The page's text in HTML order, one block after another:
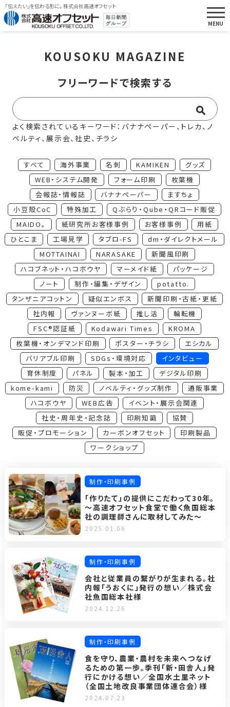
「伝えたい」を伝わる形に。 株式会社高速オフセット
KOUSOKU MAGAZINE
フリーワードで検索する
よく検索されているキーワード：バナナペーパー、トレカ、ノ
ベルティ、展示会、社史、チラシ
すべて 海外事業 名刺 KAMIKEN
グッズ
WEB・システム開発
フォーム印刷
枚葉機
会報誌・情報誌
バナナペーパー
ますちょ
小豆殻CoC
特殊加工
Qぶらり・Qube・QRコード販促
MAIDO。
紙研究所お客様事例 お客様事例
用紙
ひとこま
工場見学 タブロ-FS
dm・ダイレクトメール
MOTTAINAI
NARASAKE
新聞風印刷
ハコブネット・ハコボウヤ
マーメイド紙
パッケージ
ノート
制作・編集・デザイン
potatto.
タンザニアコットン
疑似エンボス
新聞印刷・古紙・更紙
社内報
ヴァンヌーボ紙 推し活
輪転機
FSC®認証紙
Kodawari Times
KROMA
枚葉機・オンデマンド印刷
ポスター・チラシ
エシカル
バリアブル印刷
SDGs・環境対応
インタビュー
育休制度
パネル 製本・加工
デジタル印刷
kome-kami
防災 ノベルティ・グッズ制作
通販事業
ハコボウヤ
WEB広告
イベント・展示会関連
社史・周年史・記念誌
印刷知識
協賛
販促・プロモーション
カーボンオフセット
印刷製品
ワークショップ
制作・印刷事例
「作りたて」の提供にこだわって30年。
～高速オフセット食堂で働く魚国総本
社の調理師さんに取材してみた～
2025.01.06
制作・印刷事例
会社と従業員の繋がりが生まれる。社
内報「うおくに」発行の想い／株式会
社魚国総本社様
2024.12.26
制作・印刷事例
食を守り、農業・農村を未来へつなげ
るための第一歩。季刊「新・田舎人」発
行にかける想い／全国水土里ネット
（全国土地改良事業団体連合会）様
2024.07.23